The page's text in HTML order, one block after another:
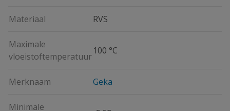
Materiaal RVS
Maximale
vloeistoftemperatuur
100 °C
Merknaam Geka
Minimale